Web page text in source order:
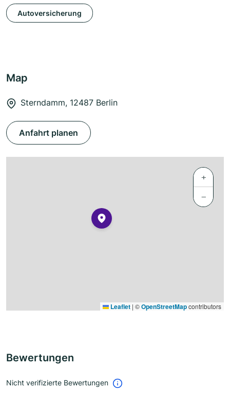
Autoversicherung
Map
Sterndamm, 12487 Berlin
Anfahrt planen
+
−
Leaflet | ©OpenStreetMapcontributors
Bewertungen
Nicht verifizierte Bewertungen